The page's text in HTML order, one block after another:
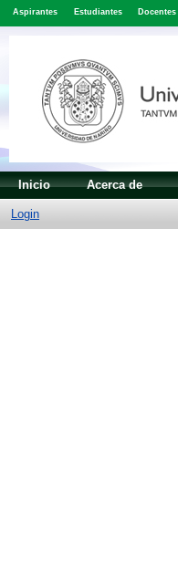
Aspirantes Estudiantes Docentes
Inicio Acerca de
Login